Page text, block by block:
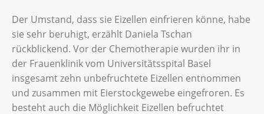
Der Umstand, dass sie Eizellen einfrieren könne, habe
sie sehr beruhigt, erzählt Daniela Tschan
rückblickend. Vor der Chemotherapie wurden ihr in
der Frauenklinik vom Universitätsspital Basel
insgesamt zehn unbefruchtete Eizellen entnommen
und zusammen mit Eierstockgewebe eingefroren. Es
besteht auch die Möglichkeit Eizellen befruchtet